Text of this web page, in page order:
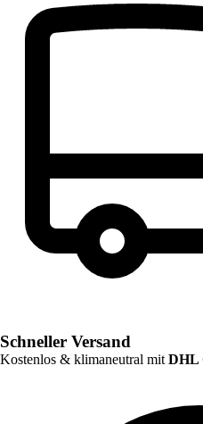
Schneller Versand
Kostenlos & klimaneutral mit DHL